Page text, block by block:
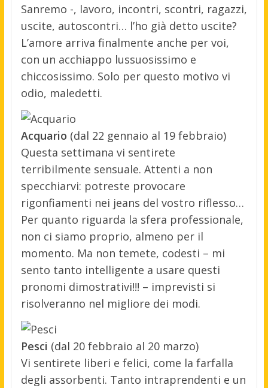
Sanremo -, lavoro, incontri, scontri, ragazzi,
uscite, autoscontri… l’ho già detto uscite?
L’amore arriva finalmente anche per voi,
con un acchiappo lussuosissimo e
chiccosissimo. Solo per questo motivo vi
odio, maledetti.
Acquario (dal 22 gennaio al 19 febbraio)
Questa settimana vi sentirete
terribilmente sensuale. Attenti a non
specchiarvi: potreste provocare
rigonfiamenti nei jeans del vostro riflesso…
Per quanto riguarda la sfera professionale,
non ci siamo proprio, almeno per il
momento. Ma non temete, codesti – mi
sento tanto intelligente a usare questi
pronomi dimostrativi!!! – imprevisti si
risolveranno nel migliore dei modi.
Pesci (dal 20 febbraio al 20 marzo)
Vi sentirete liberi e felici, come la farfalla
degli assorbenti. Tanto intraprendenti e un